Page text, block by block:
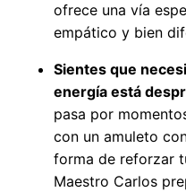
ofrece una vía
empático y bien
Sientes que
energía está
pasa por
con un amuleto
forma de reforzar
Maestro Carlos